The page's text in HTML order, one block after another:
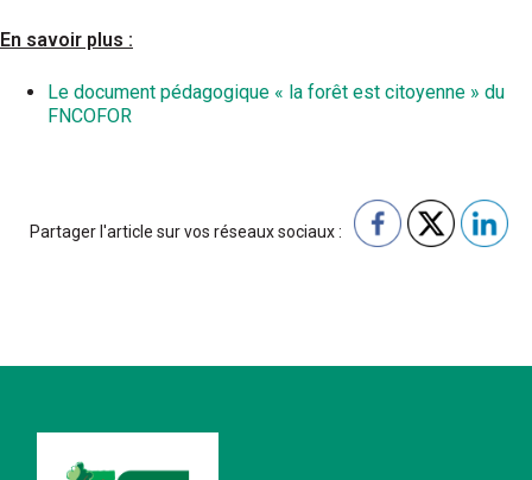
En savoir plus :
Le document pédagogique « la forêt est citoyenne » du
FNCOFOR
Partager l'article sur vos réseaux sociaux :